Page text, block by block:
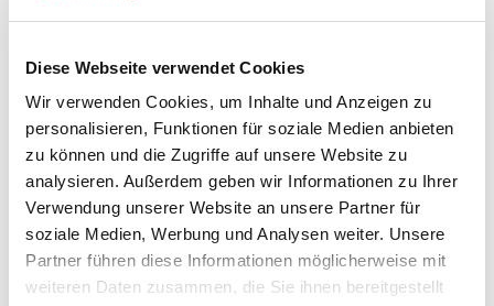
Diese Webseite verwendet Cookies
Wir verwenden Cookies, um Inhalte und Anzeigen zu
personalisieren, Funktionen für soziale Medien anbieten
zu können und die Zugriffe auf unsere Website zu
analysieren. Außerdem geben wir Informationen zu Ihrer
Verwendung unserer Website an unsere Partner für
soziale Medien, Werbung und Analysen weiter. Unsere
Partner führen diese Informationen möglicherweise mit
weiteren Daten zusammen, die Sie ihnen bereitgestellt